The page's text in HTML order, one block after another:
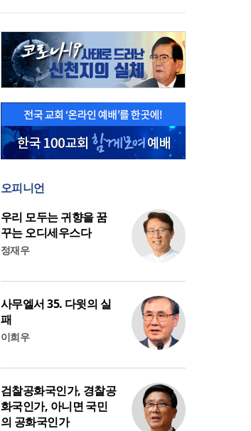
오피니언
우리 모두는 귀향을 꿈
꾸는 오디세우스다
정재우
사무엘서 35. 다윗의 실
패
이희우
검찰공화국인가, 경찰공
화국인가, 아니면 국민
의 공화국인가